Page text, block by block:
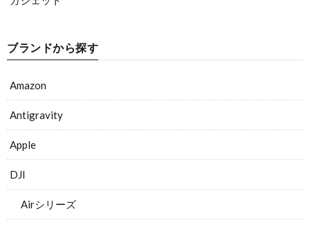
ブランドから探す
Amazon
Antigravity
Apple
DJI
Airシリーズ